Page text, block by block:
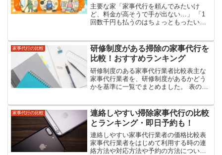
主要な家「家事代行を頼んでみたいけ
ど、料金が高そうで手が出ない…」 「1
回数千円も払うのはちょっともったいな
ませんか？ 実は近年、1時間2,000円台か
ら気軽に利用でき...
家事代行の比較
研修制度がある掃除の家事代行を
比較！おすすめランキング
研修制度のある家事代行業者比較表主な
家事代行業者を、研修制度があるかどう
かを基準に一覧でまとめました。 表の見
試し」は初回限定の価格設定がある業者
です。 「スポット...
家事代行の比較
連絡しやすい掃除家事代行の比較
とランキング・即日予約も！
連絡しやすい家事代行業者の価格比較表
家事代行業者をはじめて利用する時の連
絡方法や対応方法や予約の方法につい